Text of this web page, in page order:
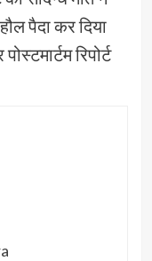
पैदा कर दिया
रिपोर्ट